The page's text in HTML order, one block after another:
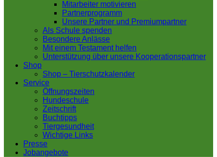
Mitarbeiter motivieren
Partnerprogramm
Unsere Partner und Premiumpartner
Als Schule spenden
Besondere Anlässe
Mit einem Testament helfen
Unterstützung über unsere Kooperationspartner
Shop
Shop – Tierschutzkalender
Service
Öffnungszeiten
Hundeschule
Zeitschrift
Buchtipps
Tiergesundheit
Wichtige Links
Presse
Jobangebote